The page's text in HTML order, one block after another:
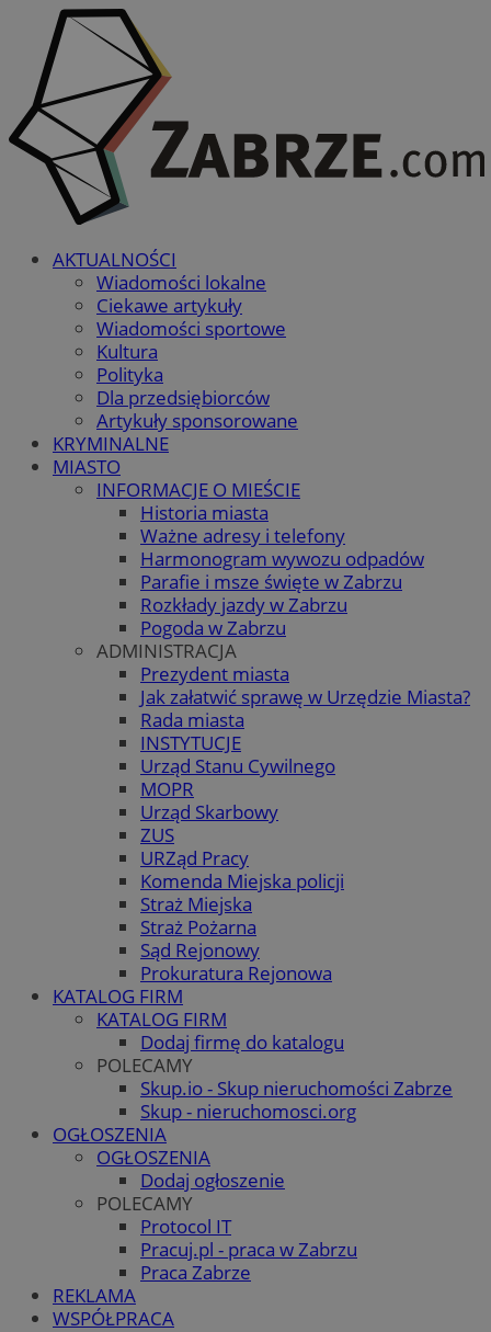
AKTUALNOŚCI
Wiadomości lokalne
Ciekawe artykuły
Wiadomości sportowe
Kultura
Polityka
Dla przedsiębiorców
Artykuły sponsorowane
KRYMINALNE
MIASTO
INFORMACJE O MIEŚCIE
Historia miasta
Ważne adresy i telefony
Harmonogram wywozu odpadów
Parafie i msze święte w Zabrzu
Rozkłady jazdy w Zabrzu
Pogoda w Zabrzu
ADMINISTRACJA
Prezydent miasta
Jak załatwić sprawę w Urzędzie Miasta?
Rada miasta
INSTYTUCJE
Urząd Stanu Cywilnego
MOPR
Urząd Skarbowy
ZUS
URZąd Pracy
Komenda Miejska policji
Straż Miejska
Straż Pożarna
Sąd Rejonowy
Prokuratura Rejonowa
KATALOG FIRM
KATALOG FIRM
Dodaj firmę do katalogu
POLECAMY
Skup.io - Skup nieruchomości Zabrze
Skup - nieruchomosci.org
OGŁOSZENIA
OGŁOSZENIA
Dodaj ogłoszenie
POLECAMY
Protocol IT
Pracuj.pl - praca w Zabrzu
Praca Zabrze
REKLAMA
WSPÓŁPRACA